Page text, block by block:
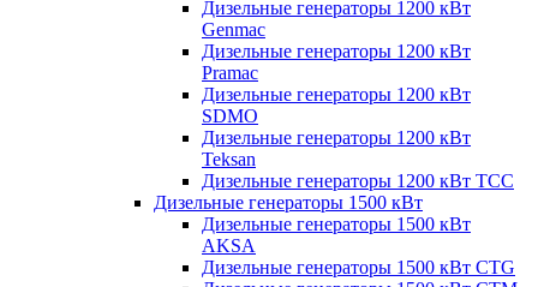
Дизельные генераторы 1200 кВт
Genmac
Дизельные генераторы 1200 кВт
Pramac
Дизельные генераторы 1200 кВт
SDMO
Дизельные генераторы 1200 кВт
Teksan
Дизельные генераторы 1200 кВт ТСС
Дизельные генераторы 1500 кВт
Дизельные генераторы 1500 кВт
AKSA
Дизельные генераторы 1500 кВт CTG